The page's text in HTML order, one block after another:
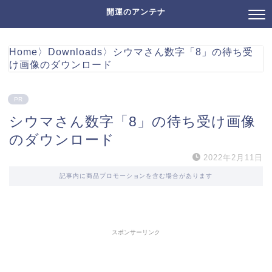
開運のアンテナ
Home〉 Downloads〉
シウマさん数字「8」の待ち受
け画像のダウンロード
PR
シウマさん数字「8」の待ち受け画像
のダウンロード
2022年2月11日
記事内に商品プロモーションを含む場合があります
スポンサーリンク